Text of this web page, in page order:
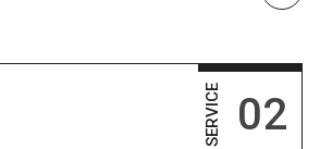
SERVICE 02